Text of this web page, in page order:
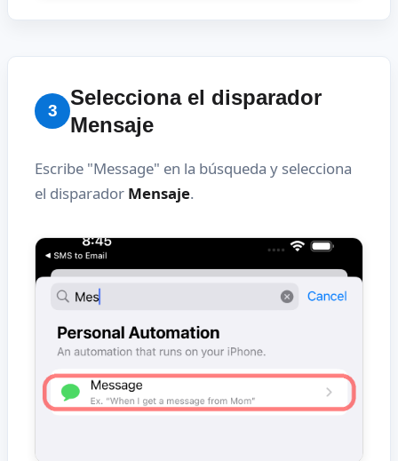
3
Selecciona el disparador
Mensaje
Escribe "Message" en la búsqueda y selecciona
el disparador Mensaje.